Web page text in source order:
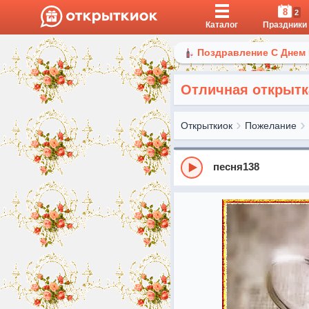
Каталог
8 2
Праздники
Поздравление С
Отличная
Открыткиок Пожелание
песня138